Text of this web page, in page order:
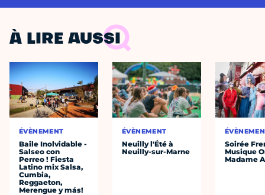
À LIRE AUSSI
ÉVÈNEMENT
Baile Inolvidable -
Salseo con
Perreo ! Fiesta
Latino mix Salsa,
Cumbia,
Reggaeton,
Merengue y más!
ÉVÈNEMENT
Neuilly l'Été à
Neuilly-sur-Marne
Soirée
Musique
Madame